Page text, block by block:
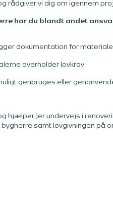
rådgiver vi dig om igennem
har du blandt andet
dokumentation for
overholder lovkrav
genbruges eller
hjælper jer undervejs i
samt lovgivningen på